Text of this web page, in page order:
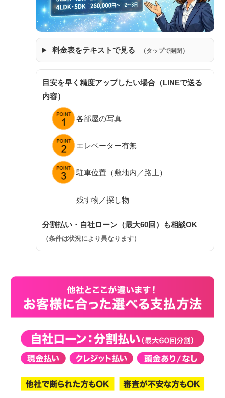
料金表をテキストで見る （タップで開閉）
目安を早く精度アップしたい場合（LINEで送る
内容）
各部屋の写真
エレベーター有無
駐車位置（敷地内／路上）
残す物／探し物
分割払い・自社ローン（最大60回）も相談OK
（条件は状況により異なります）